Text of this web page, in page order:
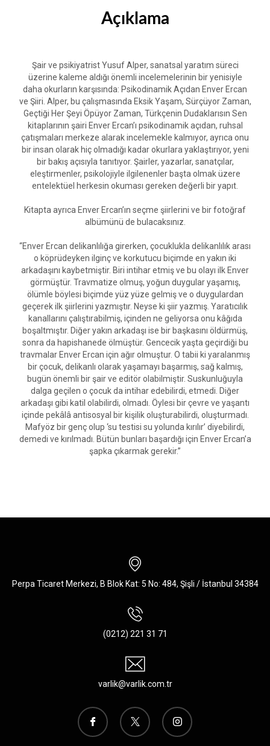
Açıklama
Şair ve psikiyatrist Yusuf Alper, sanatsal yaratım süreci
üzerine kaleme aldığı önemli incelemelerinin bir yenisiyle
daha okurların karşısında: Psikodinamik Açıdan Enver Ercan
ve Şiiri. Alper, bu çalışmasında Eksik Yaşam, Sürçüyor Zaman,
Geçtiği Her Şeyi Öpüyor Zaman, Türkçenin Dudaklarısın Sen
kitaplarının şairi Enver Ercan’ı psikodinamik açıdan, ruhsal
çatışmaları merkeze alarak incelemekle kalmıyor, ayrıca onu
bir insan olarak hiç olmadığı kadar okurlara yaklaştırıyor, yeni
bir bakış açısıyla tanıtıyor. Şairler, yazarlar, sanatçılar,
eleştirmenler, psikolojiyle ilgilenenler başta olmak üzere
entelektüel herkesin okuması gereken değerli bir yapıt.
Kitapta ayrıca Enver Ercan’ın seçme şiirlerini ve bir fotoğraf
albümünü de bulacaksınız.
“Enver Ercan delikanlılığa girerken, çocuklukla delikanlılık arası
o köprüdeyken ilginç ve korkutucu biçimde en yakın iki
arkadaşını kaybetmiştir. Biri intihar etmiş ve bu olayı ilk Enver
görmüştür. Travmatize olmuş, yoğun duygular yaşamış,
ölümle böylesi biçimde yüz yüze gelmiş ve o duygulardan
geçerek ilk şiirlerini yazmıştır. Neyse ki şiir yazmış. Yaratıcılık
kanallarını çalıştırabilmiş, içinden ne geliyorsa onu kâğıda
boşaltmıştır. Diğer yakın arkadaşı ise bir başkasını öldürmüş,
sonra da hapishanede ölmüştür. Gencecik yaşta geçirdiği bu
travmalar Enver Ercan için ağır olmuştur. O tabii ki yaralanmış
bir çocuk, delikanlı olarak yaşamayı başarmış, sağ kalmış,
bugün önemli bir şair ve editör olabilmiştir. Suskunluğuyla
dalga geçilen o çocuk da intihar edebilirdi, etmedi. Diğer
arkadaşı gibi katil olabilirdi, olmadı. Öylesi bir çevre ve yaşantı
içinde pekâlâ antisosyal bir kişilik oluşturabilirdi, oluşturmadı.
Mafyöz bir genç olup ‘su testisi su yolunda kırılır’ diyebilirdi,
demedi ve kırılmadı. Bütün bunları başardığı için Enver Ercan’a
şapka çıkarmak gerekir.”
Perpa Ticaret Merkezi, B Blok Kat: 5 No: 484, Şişli / İstanbul 34384
(0212) 221 31 71
varlik@varlik.com.tr